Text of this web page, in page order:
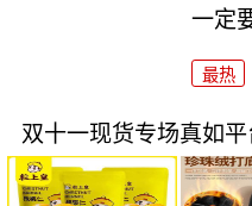
一定
最热
双十一现货专场真如平